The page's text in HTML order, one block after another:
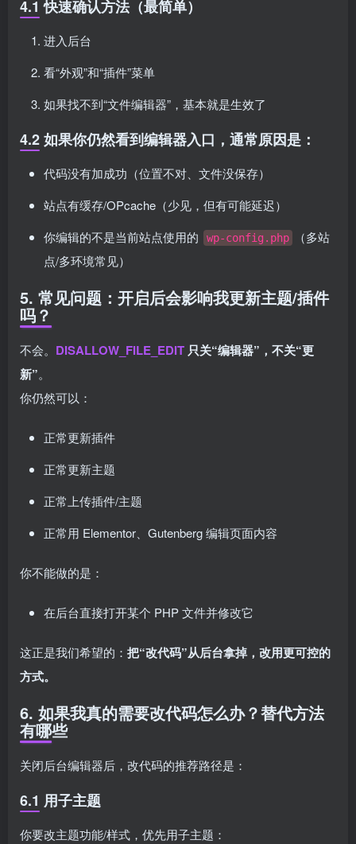
4.1 快速确认方法（最简单）
进入后台
看“外观”和“插件”菜单
如果找不到“文件编辑器”，基本就是生效了
4.2 如果你仍然看到编辑器入口，通常原因是：
代码没有加成功（位置不对、文件没保存）
站点有缓存/OPcache（少见，但有可能延迟）
你编辑的不是当前站点使用的
wp-config.php
（多站
点/多环境常见）
5. 常见问题：开启后会影响我更新主题/插件
吗？
不会。 DISALLOW_FILE_EDIT 只关“编辑器”，不关“更
新”。
你仍然可以：
正常更新插件
正常更新主题
正常上传插件/主题
正常用 Elementor、Gutenberg 编辑页面内容
你不能做的是：
在后台直接打开某个 PHP 文件并修改它
这正是我们希望的： 把“改代码”从后台拿掉，改用更可控的
方式。
6. 如果我真的需要改代码怎么办？替代方法
有哪些
关闭后台编辑器后，改代码的推荐路径是：
6.1 用子主题
你要改主题功能/样式，优先用子主题：